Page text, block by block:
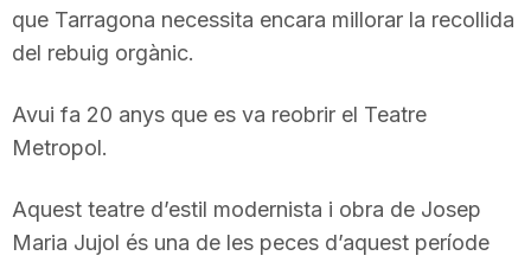
que Tarragona necessita encara millorar la recollida
del rebuig orgànic.
Avui fa 20 anys que es va reobrir el Teatre
Metropol.
Aquest teatre d’estil modernista i obra de Josep
Maria Jujol és una de les peces d’aquest període